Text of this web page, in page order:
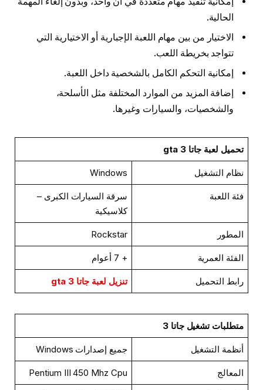
الحالية.
الاختيار من بين مهام اللعبة الإجبارية أو الاختيارية التي
تتواجد بخريطة اللعب.
إمكانية التحكم الكامل بالشخصية داخل اللعبة.
إضافة المزيد من الموارد المختلفة مثل الأسلحة،
والشخصيات، والسيارات وغيرها.
تحميل لعبة جاتا gta 3
نظام التشغيل Windows
فئة اللعبة
سرقة السيارات الكبرى –
كلاسيكية
المطور Rockstar
الفئة العمرية + 7 أعوام
رابط التحميل تنزيل لعبة جاتا 3 gta
متطلبات تشغيل جاتا 3
أنظمة التشغيل جميع إصدارات Windows
المعالج Pentium III 450 Mhz Cpu